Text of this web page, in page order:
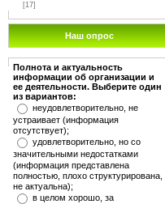
[17]
Наш опрос
Полнота и актуальность
информации об организации и
ее деятельности. Выберите один
из вариантов:
неудовлетворительно, не
устраивает (информация
отсутствует);
удовлетворительно, но со
значительными недостатками
(информация представлена
полностью, плохо структурирована,
не актуальна);
в целом хорошо, за